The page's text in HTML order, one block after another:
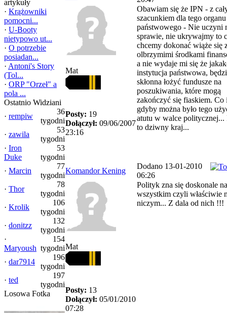
artykuły
· Krążowniki
pomocni...
· U-Booty
nietypowo ut...
· O potrzebie
posiadan...
· Antoni's Story
(Tol...
· ORP "Orzeł" a
pola ...
Ostatnio Widziani
· rempiw
36
tygodni
· zawila
53
tygodni
· Iron
Duke
53
tygodni
· Marcin
77
tygodni
· Thor
78
tygodni
· Krolik
106
tygodni
· donitzz
132
tygodni
·
Maryoush
154
tygodni
· dar7914
196
tygodni
· ted
197
tygodni
Losowa Fotka
Mat
Posty: 19
Dołączył: 09/06/2007
23:16
Obawiam się że IPN - z
szacunkiem dla tego organu
państwowego - Nie uczyni
sprawie, nie ukrywajmy to
chcemy dokonać wiąże się
olbrzymimi środkami
a nie wydaje mi się że
instytucja państwowa,
skłonna łożyć fundusze na
poszukiwania, które mogą
zakończyć się fiaskiem. Co
gdyby można było tego
atutu w walce politycznej...
to dziwny kraj...
Komandor Kening
Dodano 13-01-2010
06:26
Mat
Posty: 13
Dołączył: 05/01/2010
07:28
Polityk zna się doskonale na
wszystkim czyli właściwie
niczym... Z dala od nich !!!